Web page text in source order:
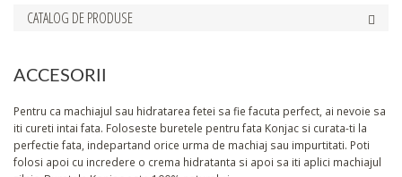
CATALOG DE PRODUSE
ACCESORII
Pentru ca machiajul sau hidratarea fetei sa fie facuta perfect, ai nevoie sa
iti cureti intai fata. Foloseste buretele pentru fata Konjac si curata-ti la
perfectie fata, indepartand orice urma de machiaj sau impurtitati. Poti
folosi apoi cu incredere o crema hidratanta si apoi sa iti aplici machiajul